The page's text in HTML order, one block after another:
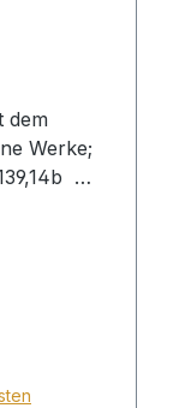
Werke;
von